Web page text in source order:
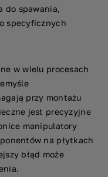
do spawania,
specyficznych
w wielu procesach
przy montażu
jest precyzyjne
manipulatory
na płytkach
błąd może